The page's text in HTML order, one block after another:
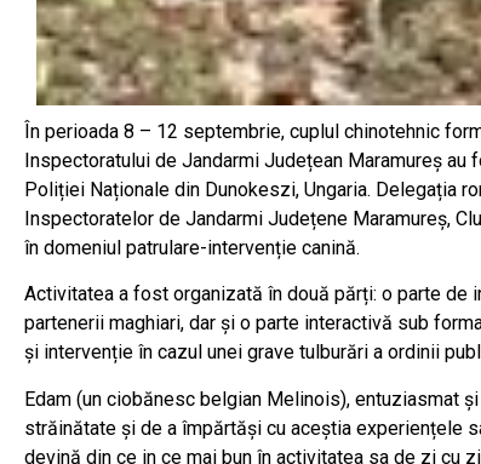
În perioada 8 – 12 septembrie, cuplul chinotehnic
Inspectoratului de Jandarmi Județean Maramureș
Poliției Naționale din Dunokeszi, Ungaria. Delegația
Inspectoratelor de Jandarmi Județene Maramureș,
în domeniul patrulare-intervenție canină.
Activitatea a fost organizată în două părți: o parte
partenerii maghiari, dar și o parte interactivă sub
și intervenție în cazul unei grave tulburări a ordinii
Edam (un ciobănesc belgian Melinois), entuziasmat
străinătate și de a împărtăși cu aceștia experiențele
devină din ce in ce mai bun în activitatea sa de zi cu